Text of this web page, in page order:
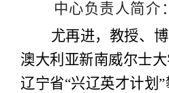
中心负责人简介：
尤再进，教授、
澳大利亚新南威尔士大
辽宁省“兴辽英才计划